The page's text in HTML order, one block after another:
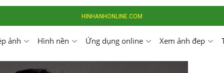
HINHANHONLINE.COM
ảnh Hình nền Ứng dụng online Xem ảnh đep